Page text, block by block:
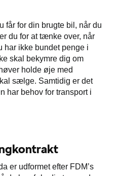
får for din brugte bil, når du
du for at tænke over, når
har ikke bundet penge i
skal bekymre dig om
holde øje med
sælge. Samtidig er det
har behov for transport i
er udformet efter FDM’s